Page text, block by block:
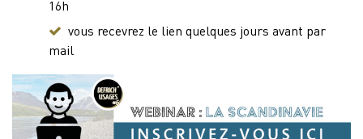
16h
vous recevrez le lien quelques jours avant par
mail